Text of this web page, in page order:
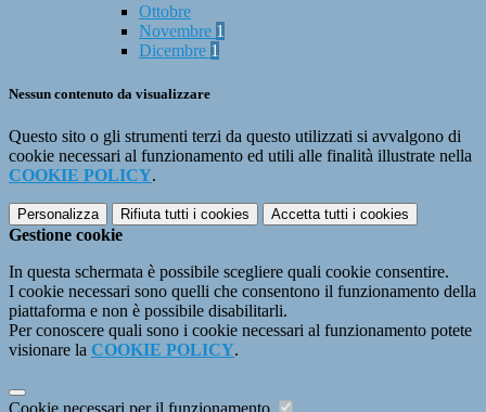
Ottobre
Novembre 1
Dicembre 1
Nessun contenuto da visualizzare
Questo sito o gli strumenti terzi da questo utilizzati si avvalgono di
cookie necessari al funzionamento ed utili alle finalità illustrate nella
COOKIE POLICY.
Personalizza Rifiuta tutti i cookies Accetta tutti i cookies
Gestione cookie
In questa schermata è possibile scegliere quali cookie consentire.
I cookie necessari sono quelli che consentono il funzionamento della
piattaforma e non è possibile disabilitarli.
Per conoscere quali sono i cookie necessari al funzionamento potete
visionare la COOKIE POLICY.
Cookie necessari per il funzionamento